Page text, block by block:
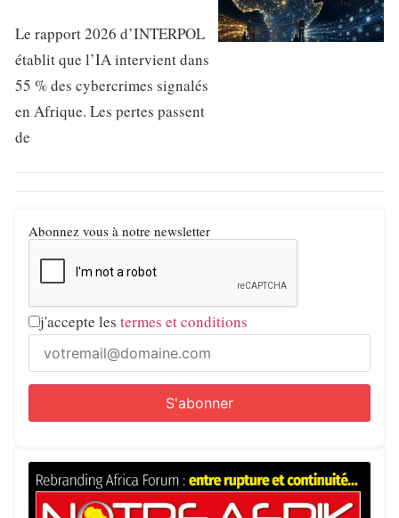
Le rapport 2026 d’INTERPOL
établit que l’IA intervient dans
55 % des cybercrimes signalés
en Afrique. Les pertes passent
de
Abonnez vous à notre newsletter
j'accepte les termes et conditions